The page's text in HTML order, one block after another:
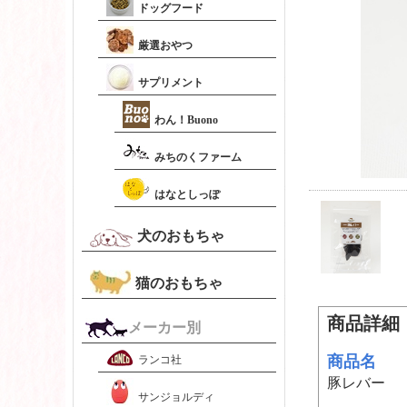
商品詳細
商品名
豚レバー
ドッグフード
厳選おやつ
サプリメント
わん！Buono
みちのくファーム
はなとしっぽ
犬のおもちゃ
猫のおもちゃ
メーカー別
ランコ社
サンジョルディ